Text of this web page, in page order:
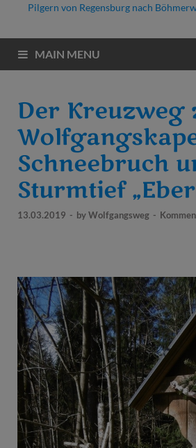
Pilgern von Regensburg nach
MAIN MENU
Der Kreuzweg
Schneebruch
Sturmtief
13.03.2019 - byWolfgangsweg -